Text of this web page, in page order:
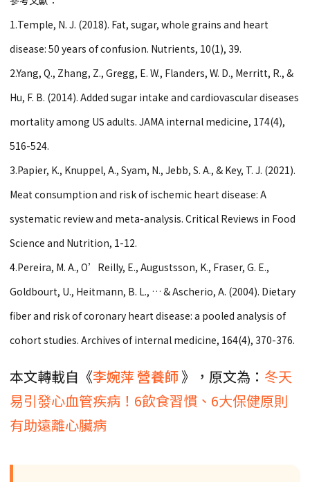
1.Temple, N. J. (2018). Fat, sugar, whole grains and heart
disease: 50 years of confusion. Nutrients, 10(1), 39.
2.Yang, Q., Zhang, Z., Gregg, E. W., Flanders, W. D., Merritt, R., &
Hu, F. B. (2014). Added sugar intake and cardiovascular diseases
mortality among US adults. JAMA internal medicine, 174(4),
516-524.
3.Papier, K., Knuppel, A., Syam, N., Jebb, S. A., & Key, T. J. (2021).
Meat consumption and risk of ischemic heart disease: A
systematic review and meta-analysis. Critical Reviews in Food
Science and Nutrition, 1-12.
4.Pereira, M. A., O’Reilly, E., Augustsson, K., Fraser, G. E.,
Goldbourt, U., Heitmann, B. L., … & Ascherio, A. (2004). Dietary
fiber and risk of coronary heart disease: a pooled analysis of
cohort studies. Archives of internal medicine, 164(4), 370-376.
本文轉載自《李婉萍營養師》，原文為： 冬天
易引發心血管疾病！6飲食習慣、6大保健原則
有助遠離心臟病